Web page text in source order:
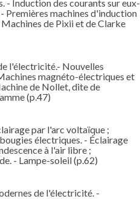
- Induction des courants sur eux-
Premières machines d'induction
de Pixii et de Clarke
l'électricité.- Nouvelles
magnéto-électriques et
de Nollet, dite de
(p.47)
par l'arc voltaïque ;
électriques. - Éclairage
à l'air libre ;
- Lampe-soleil(p.62)
de l'électricité. -